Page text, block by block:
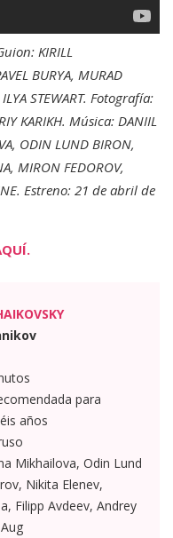
KIRILL
BURYA, MURAD
STEWART. Fotografía:
KARIKH. Música: DANIIL
ODIN LUND BIRON,
MIRON FEDOROV,
Estreno: 21 de abril de
para
años
Mikhailova, Odin Lund
Nikita Elenev,
Filipp Avdeev, Andrey